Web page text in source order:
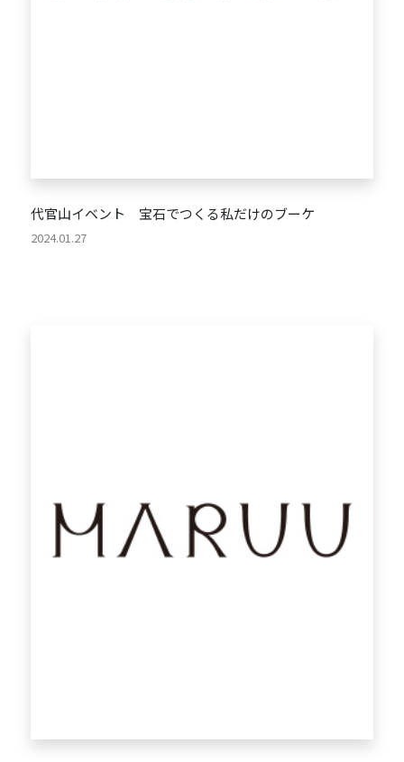
代官山イベント 宝石でつくる私だけのブーケ
2024.01.27